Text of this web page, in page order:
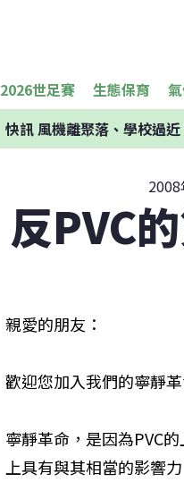
2026世足賽 生態保育
快訊風機離聚落、學校過
反PVC
親愛的朋友：
歡迎您加入我們的寧靜
寧靜革命，是因為PVC
上具有與其相當的影響